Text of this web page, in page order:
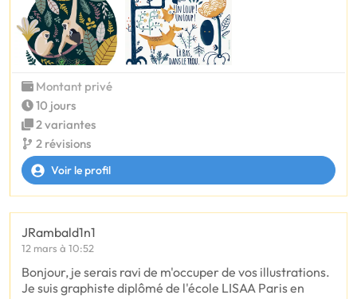
Montant privé
10 jours
2 variantes
2 révisions
Voir le profil
JRambald1n1
12 mars à 10:52
Bonjour, je serais ravi de m'occuper de vos illustrations.
Je suis graphiste diplômé de l'école LISAA Paris en